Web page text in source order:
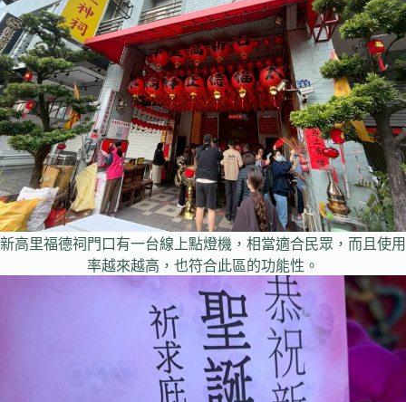
新高里福德祠門口有一台線上點燈機，相當適合民眾，而且使用
率越來越高，也符合此區的功能性。